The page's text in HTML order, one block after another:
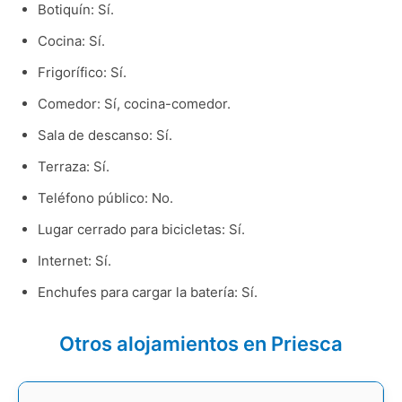
Botiquín: Sí.
Cocina: Sí.
Frigorífico: Sí.
Comedor: Sí, cocina-comedor.
Sala de descanso: Sí.
Terraza: Sí.
Teléfono público: No.
Lugar cerrado para bicicletas: Sí.
Internet: Sí.
Enchufes para cargar la batería: Sí.
Otros alojamientos en Priesca